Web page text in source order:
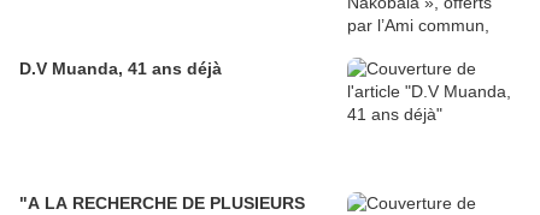
D.V Muanda, 41 ans déjà
"A LA RECHERCHE DE PLUSIEURS